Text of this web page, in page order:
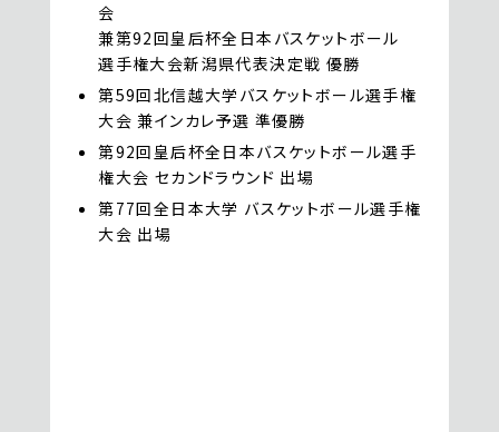
会
兼第92回皇后杯全日本バスケットボール
選手権大会新潟県代表決定戦 優勝
第59回北信越大学バスケットボール選手権
大会 兼インカレ予選 準優勝
第92回皇后杯全日本バスケットボール選手
権大会 セカンドラウンド 出場
第77回全日本大学 バスケットボール選手権
大会 出場